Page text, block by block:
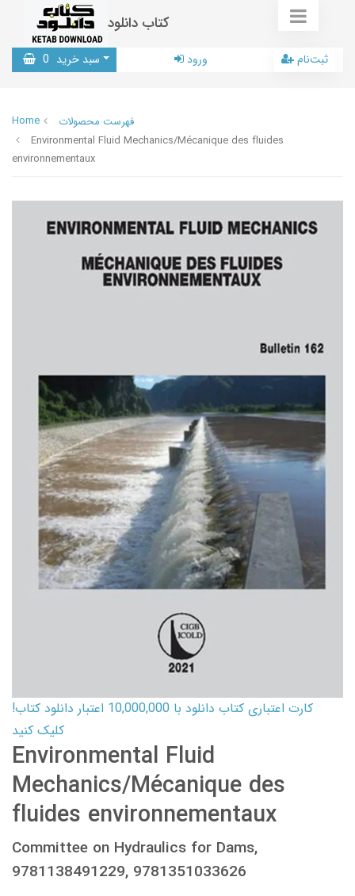
کتاب دانلود
سبد خرید 0 ورود ثبت‌نام
Home
فهرست محصولات
Environmental Fluid Mechanics/Mécanique des fluides
environnementaux
کارت اعتباری کتاب دانلود با 10,000,000 اعتبار دانلود کتاب!
کلیک کنید
Environmental Fluid
Mechanics/Mécanique des
fluides environnementaux
Committee on Hydraulics for Dams,
9781138491229, 9781351033626